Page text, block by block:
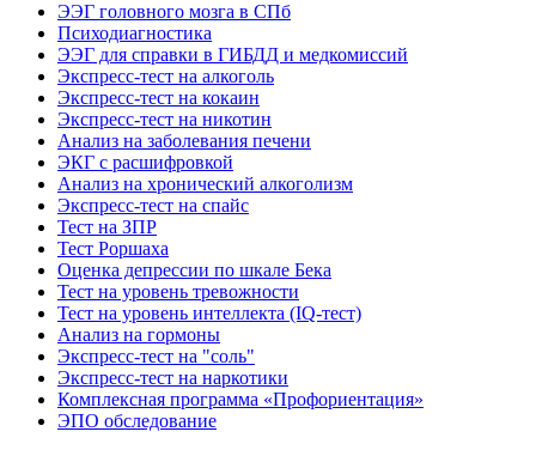
ЭЭГ головного мозга в СПб
Психодиагностика
ЭЭГ для справки в ГИБДД и медкомиссий
Экспресс-тест на алкоголь
Экспресс-тест на кокаин
Экспресс-тест на никотин
Анализ на заболевания печени
ЭКГ с расшифровкой
Анализ на хронический алкоголизм
Экспресс-тест на спайс
Тест на ЗПР
Тест Роршаха
Оценка депрессии по шкале Бека
Тест на уровень тревожности
Тест на уровень интеллекта (IQ-тест)
Анализ на гормоны
Экспресс-тест на "соль"
Экспресс-тест на наркотики
Комплексная программа «Профориентация»
ЭПО обследование